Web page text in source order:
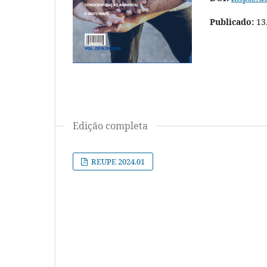
Publicado:
Edição completa
REUPE 2024.01